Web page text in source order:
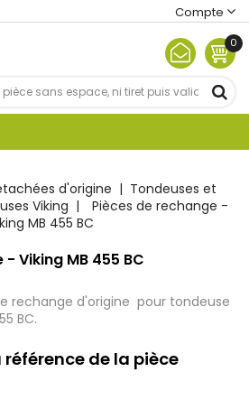
Compte
0
d'origine
Tondeuses et
Viking
Pièces de rechange -
MB 455 BC
Viking MB 455 BC
rechange d'origine pour tondeuse
BC.
de la pièce